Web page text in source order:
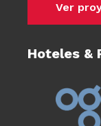
Hoteles &
Ver